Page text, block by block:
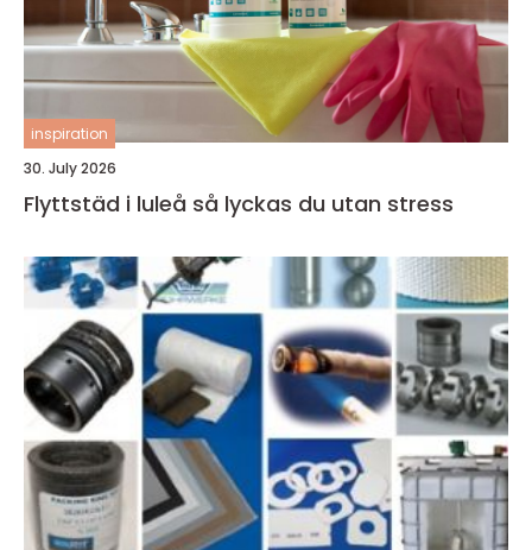
inspiration
30. July 2026
Flyttstäd i luleå så lyckas du utan stress